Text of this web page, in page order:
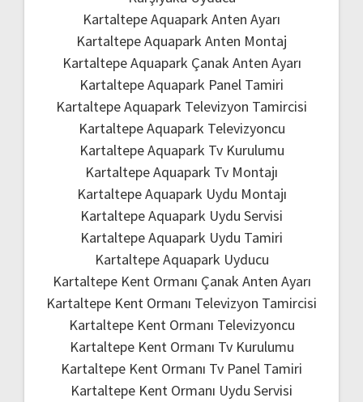
Kartaltepe Aquapark Anten Ayarı
Kartaltepe Aquapark Anten Montaj
Kartaltepe Aquapark Çanak Anten Ayarı
Kartaltepe Aquapark Panel Tamiri
Kartaltepe Aquapark Televizyon Tamircisi
Kartaltepe Aquapark Televizyoncu
Kartaltepe Aquapark Tv Kurulumu
Kartaltepe Aquapark Tv Montajı
Kartaltepe Aquapark Uydu Montajı
Kartaltepe Aquapark Uydu Servisi
Kartaltepe Aquapark Uydu Tamiri
Kartaltepe Aquapark Uyducu
Kartaltepe Kent Ormanı Çanak Anten Ayarı
Kartaltepe Kent Ormanı Televizyon Tamircisi
Kartaltepe Kent Ormanı Televizyoncu
Kartaltepe Kent Ormanı Tv Kurulumu
Kartaltepe Kent Ormanı Tv Panel Tamiri
Kartaltepe Kent Ormanı Uydu Servisi